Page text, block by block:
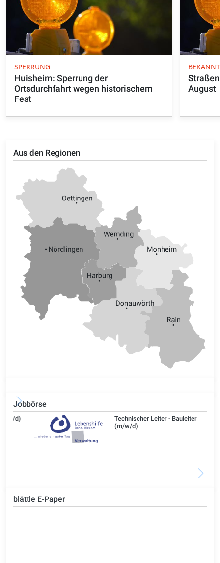
Aus den Regionen
Jobbörse
Technischer Leiter - Bauleiter
(m/w/d)
blättle E-Paper
SPERRUNG
Huisheim: Sperrung der
Ortsdurchfahrt wegen historischem
Fest
August